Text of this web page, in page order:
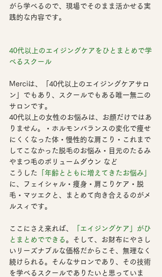
がら学べるので、 現場でそのまま活かせる実
践的な内容です。
40代以上のエイジングケアをひとまとめで学
べるスクール
Merciは、
「40代以上のエイジングケアサロ
ン」でもあり、スクールでもある唯一無二の
サロンです。
40代以上の女性のお悩みは、お顔だけではあ
りません。・ホルモンバランスの変化で痩せ
にくくなった体・慢性的な肩こり・これまで
してこなかった脱毛のお悩み・目元のたるみ
やまつ毛のボリュームダウン など
こうした 「年齢とともに増えてきたお悩み」
に、フェイシャル・痩身・肩こりケア・脱
毛・マツエクと、まとめて向き合えるのがメ
ルスィです。
ここにさえ来れば、
「エイジングケア」がひ
とまとめでできる 。そして、 お財布にやさし
いリーズナブルな価格だからこそ、無理なく
続けられる 。そんなサロンであり、その技術
を学べるスクールでありたいと思っていま